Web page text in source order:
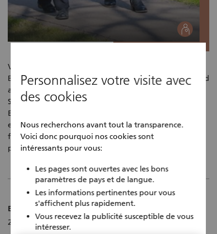
social
Verschiedene betagte Personen wünschen sich eine
Begleitung für regelmässige Spaziergänge. Manche sind
auf einen Rollstuhl angewiesen, einige benützen einen
Stock zum Gehen, andere sind wegen einer geistigen
Einschränkung nicht selbstständig unterwegs. Sie
ermöglichen einer Person, die Wohnung zu verlassen,
frische Luft zu tanken, die Muskeln zu bewegen, zu
plaudern und etwas Positives zu erleben.
Einsatzdauer:
2-3 Stunden pro Woche
Personnalisez votre visite avec
des cookies
Nous recherchons avant tout la transparence.
Voici donc pourquoi nos cookies sont
intéressants pour vous:
Les pages sont ouvertes avec les bons
paramètres de pays et de langue.
Les informations pertinentes pour vous
s'affichent plus rapidement.
Vous recevez la publicité susceptible de vous
intéresser.